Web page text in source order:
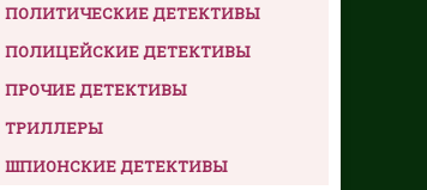
ПОЛИТИЧЕСКИЕ ДЕТЕКТИВЫ
ПОЛИЦЕЙСКИЕ ДЕТЕКТИВЫ
ПРОЧИЕ ДЕТЕКТИВЫ
ТРИЛЛЕРЫ
ШПИОНСКИЕ ДЕТЕКТИВЫ